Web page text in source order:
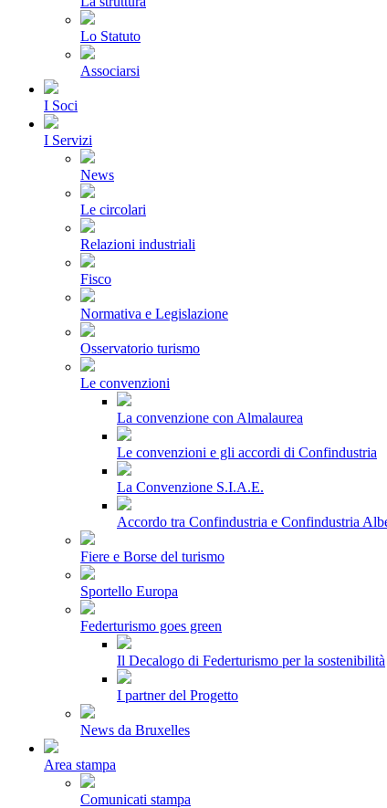
Lo Statuto
Associarsi
I Soci
I Servizi
News
Le circolari
Relazioni industriali
Fisco
Normativa e Legislazione
Osservatorio turismo
Le convenzioni
La convenzione con Almalaurea
Le convenzioni e gli accordi di Confindustria
La Convenzione S.I.A.E.
Accordo tra Confindustria e Confindustria
Fiere e Borse del turismo
Sportello Europa
Federturismo goes green
Il Decalogo di Federturismo per la sostenibilità
I partner del Progetto
News da Bruxelles
Area stampa
Comunicati stampa